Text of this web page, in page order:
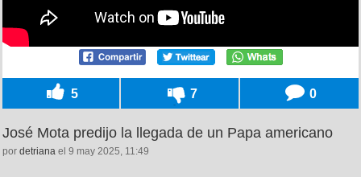
5 7 0
José Mota predijo la llegada de un Papa americano
por detriana el 9 may 2025, 11:49